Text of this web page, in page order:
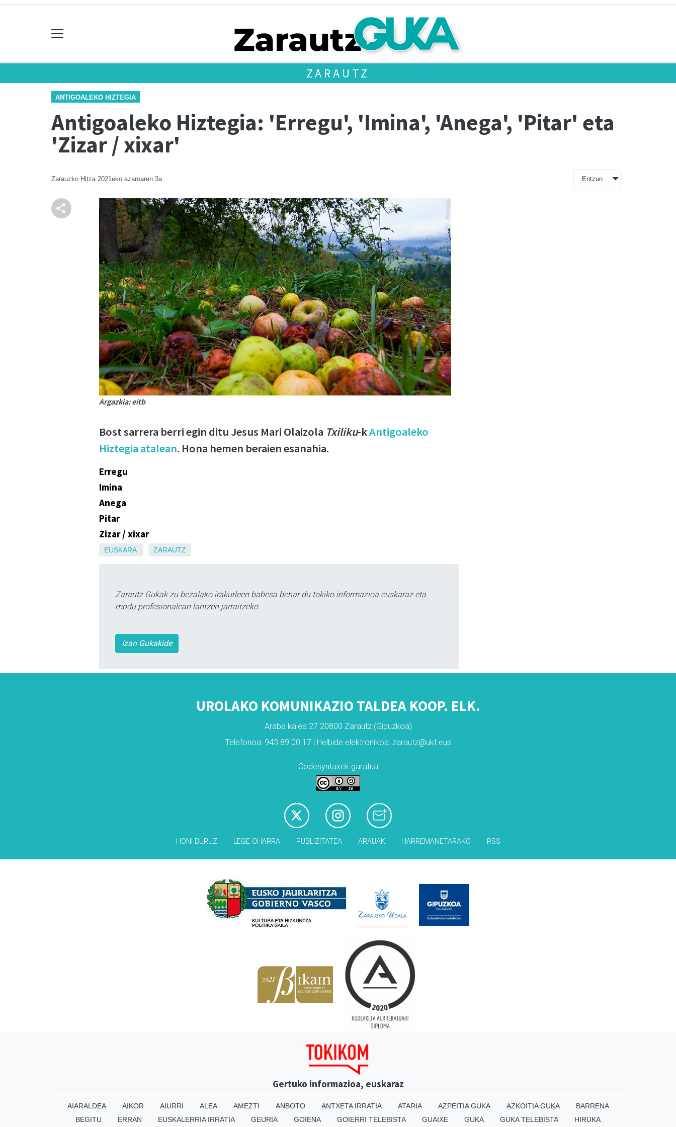
ZARAUTZ
ANTIGOALEKO HIZTEGIA
Antigoaleko Hiztegia: 'Erregu', 'Imina', 'Anega', 'Pitar' eta
'Zizar / xixar'
Zarauzko Hitza 2021eko azaroaren 3a Entzun
Argazkia: eitb
Bost sarrera berri egin ditu Jesus Mari Olaizola Txiliku-kAntigoaleko
Hiztegia atalean. Hona hemen beraien esanahia.
Erregu
Imina
Anega
Pitar
Zizar / xixar
EUSKARA ZARAUTZ
Zarautz Gukak zu bezalako irakurleen babesa behar du tokiko informazioa euskaraz eta
modu profesionalean lantzen jarraitzeko.
Izan Gukakide
UROLAKO KOMUNIKAZIO TALDEA KOOP. ELK.
Araba kalea 27 20800 Zarautz (Gipuzkoa)
Telefonoa: 943 89 00 17 | Helbide elektronikoa: zarautz@ukt.eus
Codesyntaxek garatua
HONI BURUZ LEGE OHARRA PUBLIZITATEA ARAUAK HARREMANETARAKO RSS
Gertuko informazioa, euskaraz
AIARALDEA AIKOR AIURRI ALEA AMEZTI ANBOTO ANTXETA IRRATIA ATARIA AZPEITIA GUKA AZKOITIA GUKA
BARRENA
BEGITU
ERRAN EUSKALERRIA IRRATIA GEURIA GOIENA GOIERRI TELEBISTA GUAIXE GUKA GUKA TELEBISTA HIRUKA